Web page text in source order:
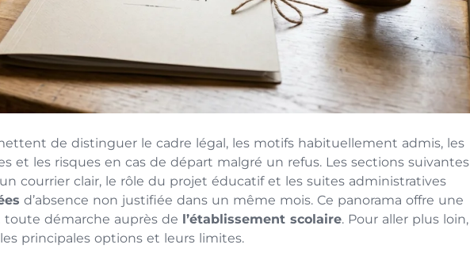
de distinguer le cadre légal, les motifs habituellement admis, les
et les risques en cas de départ malgré un refus. Les sections suivantes
courrier clair, le rôle du projet éducatif et les suites administratives
d’absence non justifiée dans un même mois. Ce panorama offre une
toute démarche auprès de l’établissement scolaire. Pour aller plus loin,
principales options et leurs limites.